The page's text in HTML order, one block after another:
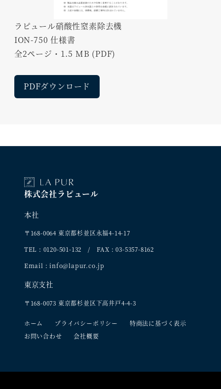
ラピュール硝酸性窒素除去機
ION-750 仕様書
全2ページ・1.5 MB (PDF)
PDFダウンロード
株式会社ラピュール
本社
〒168-0064 東京都杉並区永福4-14-17
TEL : 0120-501-132 / FAX : 03-5357-8162
Email : info@lapur.co.jp
東京支社
〒168-0073 東京都杉並区下高井戸4-4-3
ホーム プライバシーポリシー
特商法に基づく表示
お問い合わせ
会社概要